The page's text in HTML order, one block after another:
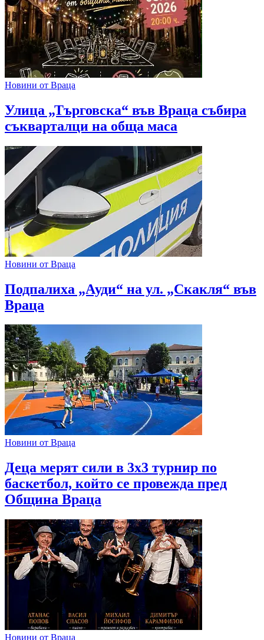
Новини от Враца
Улица „Търговска“ във Враца събира
съкварталци на обща маса
Новини от Враца
Подпалиха „Ауди“ на ул. „Скакля“ във
Враца
Новини от Враца
Деца мерят сили в 3х3 турнир по
баскетбол, който се провежда пред
Община Враца
Новини от Враца